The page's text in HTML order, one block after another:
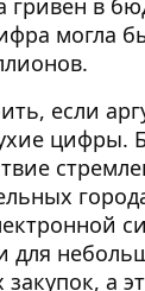
могла
если
цифры.
для
а